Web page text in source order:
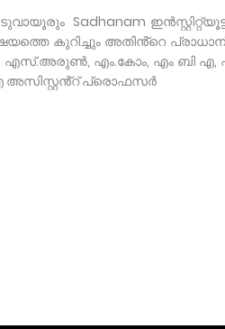
Sadhanam
കുറിച്ചും അതിൻ്റെ
എസ്.അരുൺ, എം.കോം, എം ബി എ,
അസിസ്റ്റൻ്റ് പ്രൊഫസർ